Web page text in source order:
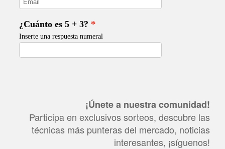
¡Únete a nuestra comunidad!
Participa en exclusivos sorteos, descubre las
técnicas más punteras del mercado, noticias
interesantes, ¡síguenos!